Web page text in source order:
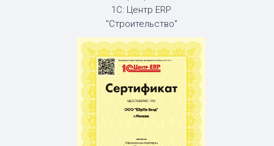
1С: Центр ERP
"Строительство"